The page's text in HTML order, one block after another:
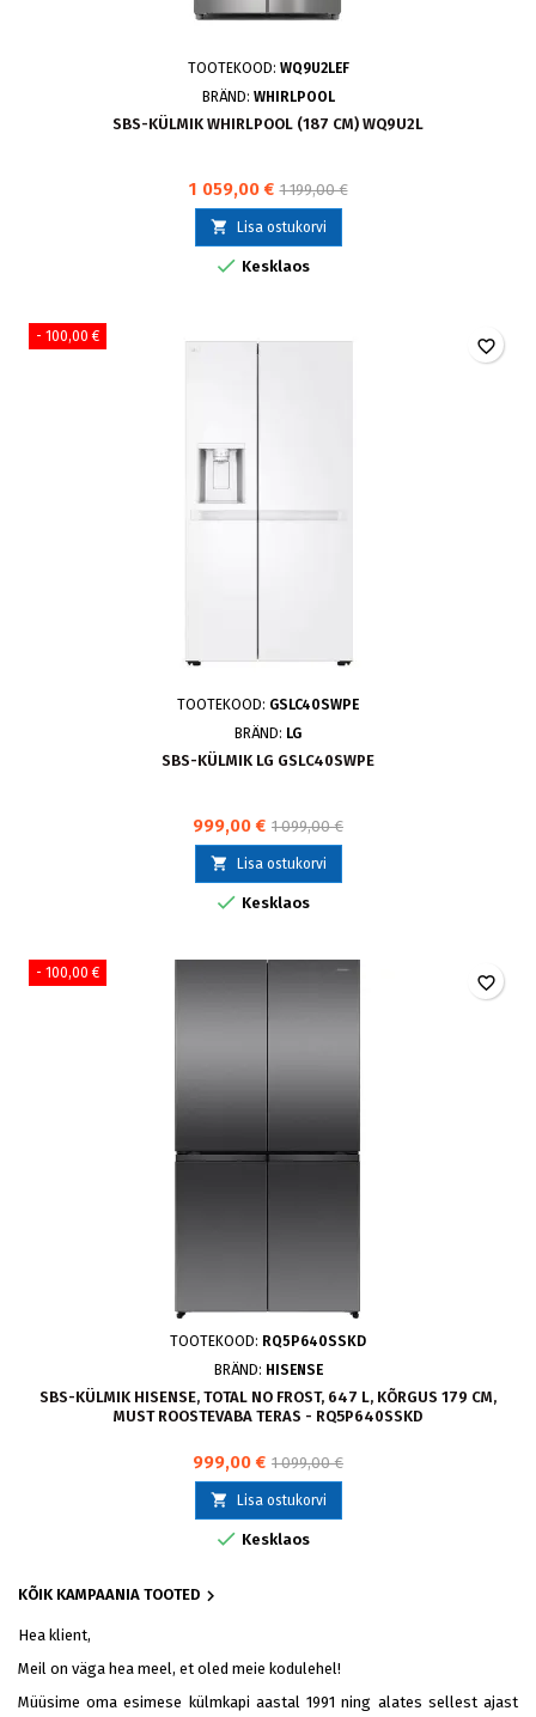
TOOTEKOOD: WQ9U2LEF
BRÄND: WHIRLPOOL
SBS-KÜLMIK WHIRLPOOL (187 CM) WQ9U2L
1 059,00 € 1 199,00 €
 Lisa ostukorvi
 Kesklaos
- 100,00 €
TOOTEKOOD: GSLC40SWPE
BRÄND: LG
SBS-KÜLMIK LG GSLC40SWPE
999,00 € 1 099,00 €
 Lisa ostukorvi
 Kesklaos
favorite_border
- 100,00 €
TOOTEKOOD: RQ5P640SSKD
BRÄND: HISENSE
SBS-KÜLMIK HISENSE, TOTAL NO FROST, 647 L, KÕRGUS 179 CM,
MUST ROOSTEVABA TERAS - RQ5P640SSKD
999,00 € 1 099,00 €
 Lisa ostukorvi
 Kesklaos
favorite_border
KÕIK KAMPAANIA TOOTED 
Hea klient,
Meil on väga hea meel, et oled meie kodulehel!
Müüsime oma esimese külmkapi aastal 1991 ning alates sellest ajast